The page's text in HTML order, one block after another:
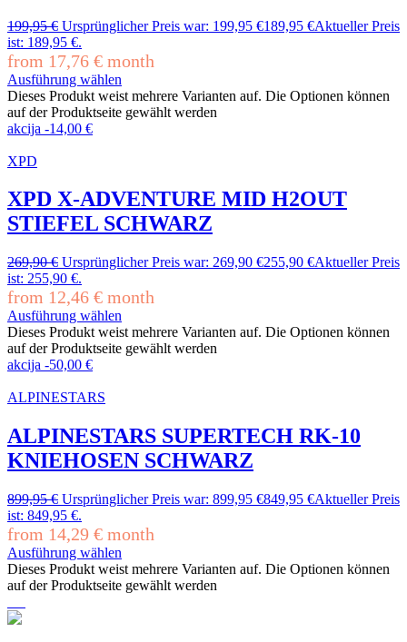
199,95€ Ursprünglicher Preis war: 199,95 €189,95 €Aktueller Preis
ist: 189,95 €.
from 17,76 € month
Ausführung wählen
Dieses Produkt weist mehrere Varianten auf. Die Optionen können
auf der Produktseite gewählt werden
akcija -14,00 €
XPD
XPD X-ADVENTURE MID H2OUT
STIEFEL SCHWARZ
269,90€ Ursprünglicher Preis war: 269,90 €255,90 €Aktueller Preis
ist: 255,90 €.
from 12,46 € month
Ausführung wählen
Dieses Produkt weist mehrere Varianten auf. Die Optionen können
auf der Produktseite gewählt werden
akcija -50,00 €
ALPINESTARS
ALPINESTARS SUPERTECH RK-10
KNIEHOSEN SCHWARZ
899,95€ Ursprünglicher Preis war: 899,95 €849,95 €Aktueller Preis
ist: 849,95 €.
from 14,29 € month
Ausführung wählen
Dieses Produkt weist mehrere Varianten auf. Die Optionen können
auf der Produktseite gewählt werden